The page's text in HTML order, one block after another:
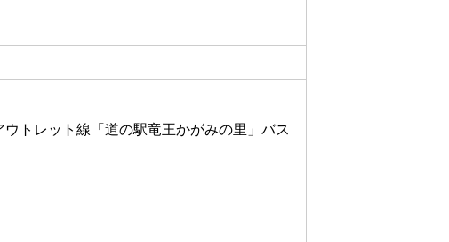
ウトレット線「道の駅竜王かがみの里」バス